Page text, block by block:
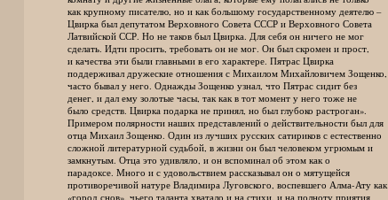
как крупному писателю, но и как большому государственному деятелю –
Цвирка был депутатом Верховного Совета СССР и Верховного Совета
Латвийской ССР. Но не таков был Цвирка. Для себя он ничего не мог
сделать. Идти просить, требовать он не мог. Он был скромен и прост,
и качества эти были главными в его характере. Пятрас Цвирка
поддерживал дружеские отношения с Михаилом Михайловичем Зощенко,
часто бывал у него. Однажды Зощенко узнал, что Пятрас сидит без
денег, и дал ему золотые часы, так как в тот момент у него тоже не
было средств. Цвирка подарка не принял, но был глубоко растроган».
Примером полярности наших представлений о действительности был для
отца Михаил Зощенко. Один из лучших русских сатириков с естественно
сложной литературной судьбой, в жизни он был человеком угрюмым и
замкнутым. Отца это удивляло, и он вспоминал об этом как о
парадоксе. Много и с удовольствием рассказывал он о мятущейся
противоречивой натуре Владимира Луговского, воспевшего Алма-Ату как
«город снов», чьего таланта хватало и на стихи, и на полноту приятия